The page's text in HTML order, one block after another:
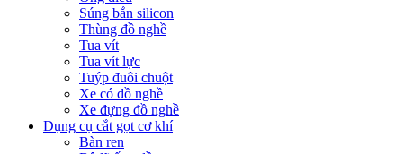
Súng bắn silicon
Thùng đồ nghề
Tua vít
Tua vít lực
Tuýp đuôi chuột
Xe có đồ nghề
Xe đựng đồ nghề
Dụng cụ cắt gọt cơ khí
Bàn ren